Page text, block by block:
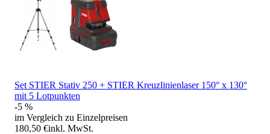
Set STIER Stativ 250 + STIER Kreuzlinienlaser 150° x 130°
mit 5 Lotpunkten
-5 %
im Vergleich zu Einzelpreisen
180,50 €inkl. MwSt.